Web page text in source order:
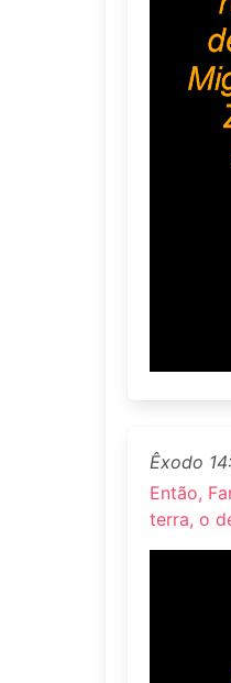
Êxodo
Então,
terra, o